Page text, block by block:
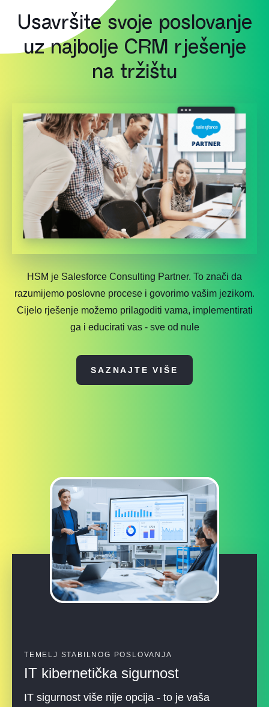
Usavršite svoje poslovanje
uz najbolje CRM rješenje
na tržištu
HSM je Salesforce Consulting Partner. To znači da
razumijemo poslovne procese i govorimo vašim jezikom.
Cijelo rješenje možemo prilagoditi vama, implementirati
ga i educirati vas - sve od nule
SAZNAJTE VIŠE
TEMELJ STABILNOG POSLOVANJA
IT kibernetička sigurnost
IT sigurnost više nije opcija - to je vaša